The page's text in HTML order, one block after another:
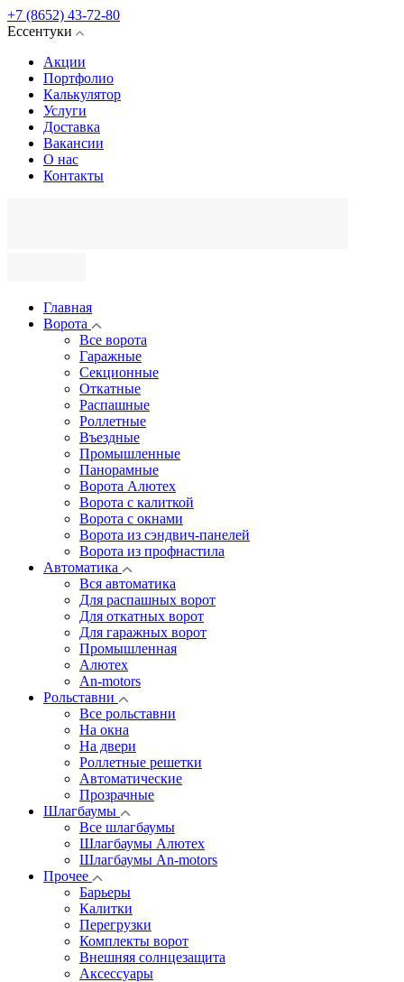
+7 (8652) 43-72-80
Ессентуки
Акции
Портфолио
Калькулятор
Услуги
Доставка
Вакансии
О нас
Контакты
Главная
Ворота
Все ворота
Гаражные
Секционные
Откатные
Распашные
Роллетные
Въездные
Промышленные
Панорамные
Ворота Алютех
Ворота с калиткой
Ворота c окнами
Ворота из сэндвич-панелей
Ворота из профнастила
Автоматика
Вся автоматика
Для распашных ворот
Для откатных ворот
Для гаражных ворот
Промышленная
Алютех
An-motors
Рольставни
Все рольставни
На окна
На двери
Роллетные решетки
Автоматические
Прозрачные
Шлагбаумы
Все шлагбаумы
Шлагбаумы Алютех
Шлагбаумы An-motors
Прочее
Барьеры
Калитки
Перегрузки
Комплекты ворот
Внешняя солнцезащита
Аксессуары